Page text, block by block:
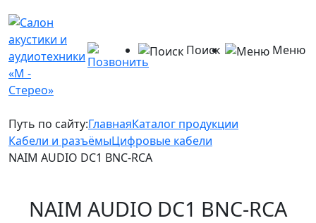
Меню
Поиск
Путь по сайту:ГлавнаяКаталог продукции
Кабели и разъёмыЦифровые кабели
NAIM AUDIO DC1 BNC-RCA
NAIM AUDIO DC1 BNC-RCA